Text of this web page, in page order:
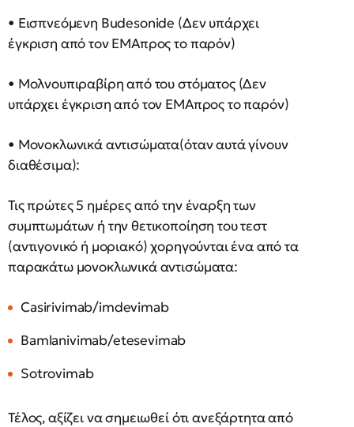
• Εισπνεόμενη Budesonide (Δεν υπάρχει
έγκριση από τον ΕΜΑπρος το παρόν)
• Μολνουπιραβίρη από του στόματος (Δεν
υπάρχει έγκριση από τον ΕΜΑπρος το παρόν)
• Μονοκλωνικά αντισώματα(όταν αυτά γίνουν
διαθέσιμα):
Τις πρώτες 5 ημέρες από την έναρξη των
συμπτωμάτων ή την θετικοποίηση του τεστ
(αντιγονικό ή μοριακό) χορηγούνται ένα από τα
παρακάτω μονοκλωνικά αντισώματα:
Casirivimab/imdevimab
Bamlanivimab/etesevimab
Sotrovimab
Τέλος, αξίζει να σημειωθεί ότι ανεξάρτητα από